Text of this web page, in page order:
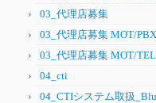
03_代理店募集
03_代理店募集 MOT/PBX
03_代理店募集 MOT/
04_cti
04_CTIシステム取扱